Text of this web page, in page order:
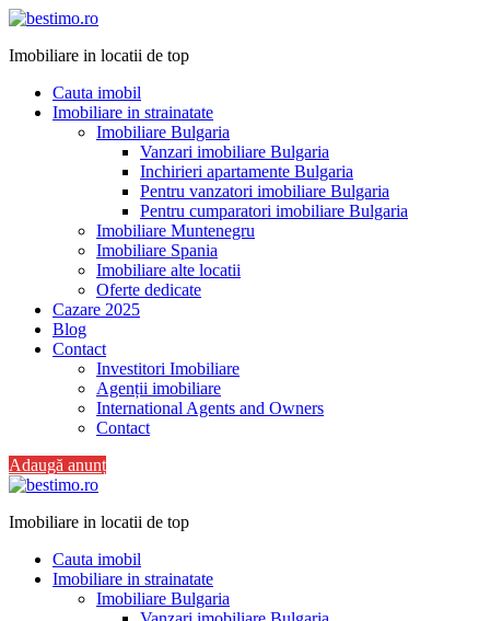
Imobiliare in locatii de top
Cauta imobil
Imobiliare in strainatate
Imobiliare Bulgaria
Vanzari imobiliare Bulgaria
Inchirieri apartamente Bulgaria
Pentru vanzatori imobiliare Bulgaria
Pentru cumparatori imobiliare Bulgaria
Imobiliare Muntenegru
Imobiliare Spania
Imobiliare alte locatii
Oferte dedicate
Cazare 2025
Blog
Contact
Investitori Imobiliare
Agenții imobiliare
International Agents and Owners
Contact
Adaugă anunț
Imobiliare in locatii de top
Cauta imobil
Imobiliare in strainatate
Imobiliare Bulgaria